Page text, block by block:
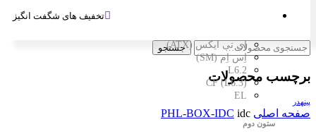
ای تی ایکس (ATX)
اِس اِم (SM)
L6.2
CF (L6.3)
EL
ستون دوم
تخفیف های شگفت انگیز
جستجو
برچسب محصولات
پینهدر
صفحه اصلی PHL-BOX-IDC idc